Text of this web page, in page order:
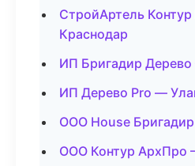
СтройАртель
Краснодар
ИП Бригадир
ИП Дерево Pro —
ООО House
ООО Контур АрхПро